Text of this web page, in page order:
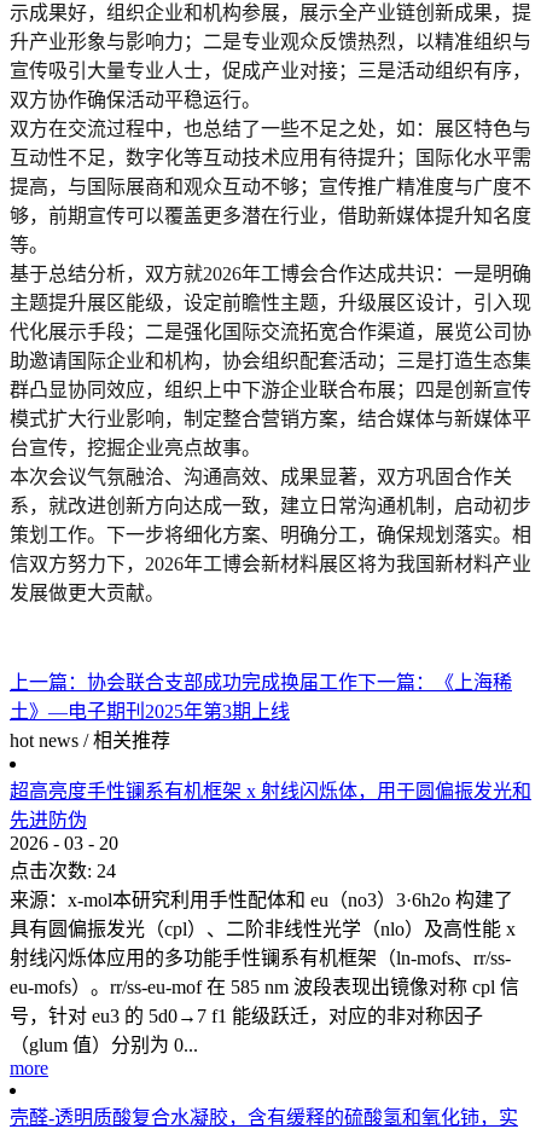
示成果好，组织企业和机构参展，展示全产业链创新成果，提
升产业形象与影响力；二是专业观众反馈热烈，以精准组织与
宣传吸引大量专业人士，促成产业对接；三是活动组织有序，
双方协作确保活动平稳运行。
双方在交流过程中，也总结了一些不足之处，如：展区特色与
互动性不足，数字化等互动技术应用有待提升；国际化水平需
提高，与国际展商和观众互动不够；宣传推广精准度与广度不
够，前期宣传可以覆盖更多潜在行业，借助新媒体提升知名度
等。
基于总结分析，双方就2026年工博会合作达成共识：一是明确
主题提升展区能级，设定前瞻性主题，升级展区设计，引入现
代化展示手段；二是强化国际交流拓宽合作渠道，展览公司协
助邀请国际企业和机构，协会组织配套活动；三是打造生态集
群凸显协同效应，组织上中下游企业联合布展；四是创新宣传
模式扩大行业影响，制定整合营销方案，结合媒体与新媒体平
台宣传，挖掘企业亮点故事。
本次会议气氛融洽、沟通高效、成果显著，双方巩固合作关
系，就改进创新方向达成一致，建立日常沟通机制，启动初步
策划工作。下一步将细化方案、明确分工，确保规划落实。相
信双方努力下，2026年工博会新材料展区将为我国新材料产业
发展做更大贡献。
上一篇： 协会联合支部成功完成换届工作下一篇：
《上海稀
土》—电子期刊2025年第3期上线
hot news / 相关推荐
超高亮度手性镧系有机框架 x 射线闪烁体，用于圆偏振发光和
先进防伪
2026 - 03 - 20
点击次数: 24
来源：x-mol本研究利用手性配体和 eu（no3）3·6h2o 构建了
具有圆偏振发光（cpl）、二阶非线性光学（nlo）及高性能 x
射线闪烁体应用的多功能手性镧系有机框架（ln-mofs、rr/ss-
eu-mofs）。rr/ss-eu-mof 在 585 nm 波段表现出镜像对称 cpl 信
号，针对 eu3 的 5d0→7 f1 能级跃迁，对应的非对称因子
（glum 值）分别为 0...
more
壳醛-透明质酸复合水凝胶，含有缓释的硫酸氢和氧化铈，实